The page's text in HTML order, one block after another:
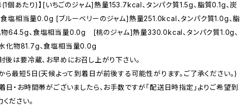
(1個あたり)】[いちごのジャム]熱量153.7kcal、タンパク質1.5g、脂質0.1g、炭
塩相当量0.0g [ブルーベリーのジャム]熱量251.0kcal、タンパク質1.0g、脂
物64.5g、食塩相当量0.0g [桃のジャム]熱量330.0kcal、タンパク質1.0g、
化物81.7g、食塩相当量0.0g
後は要冷蔵、お早めにお召し上がり下さい。
から最短5日(天候よって到着日が前後する可能性がります。ご了承ください。)
・お時間帯がございましたら、お手数ですが「配送日時指定」よりご希望到
ださい。